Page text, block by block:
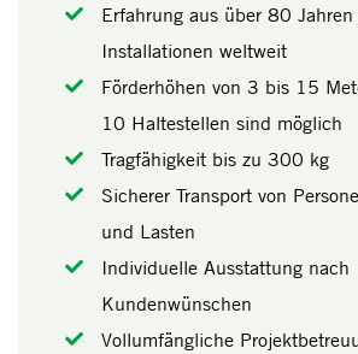
Erfahrung aus über 80
Installationen weltweit
Förderhöhen von 3 bis 15
10 Haltestellen sind möglich
Tragfähigkeit bis zu 300 kg
Sicherer Transport von
und Lasten
Individuelle Ausstattung nach
Kundenwünschen
Vollumfängliche